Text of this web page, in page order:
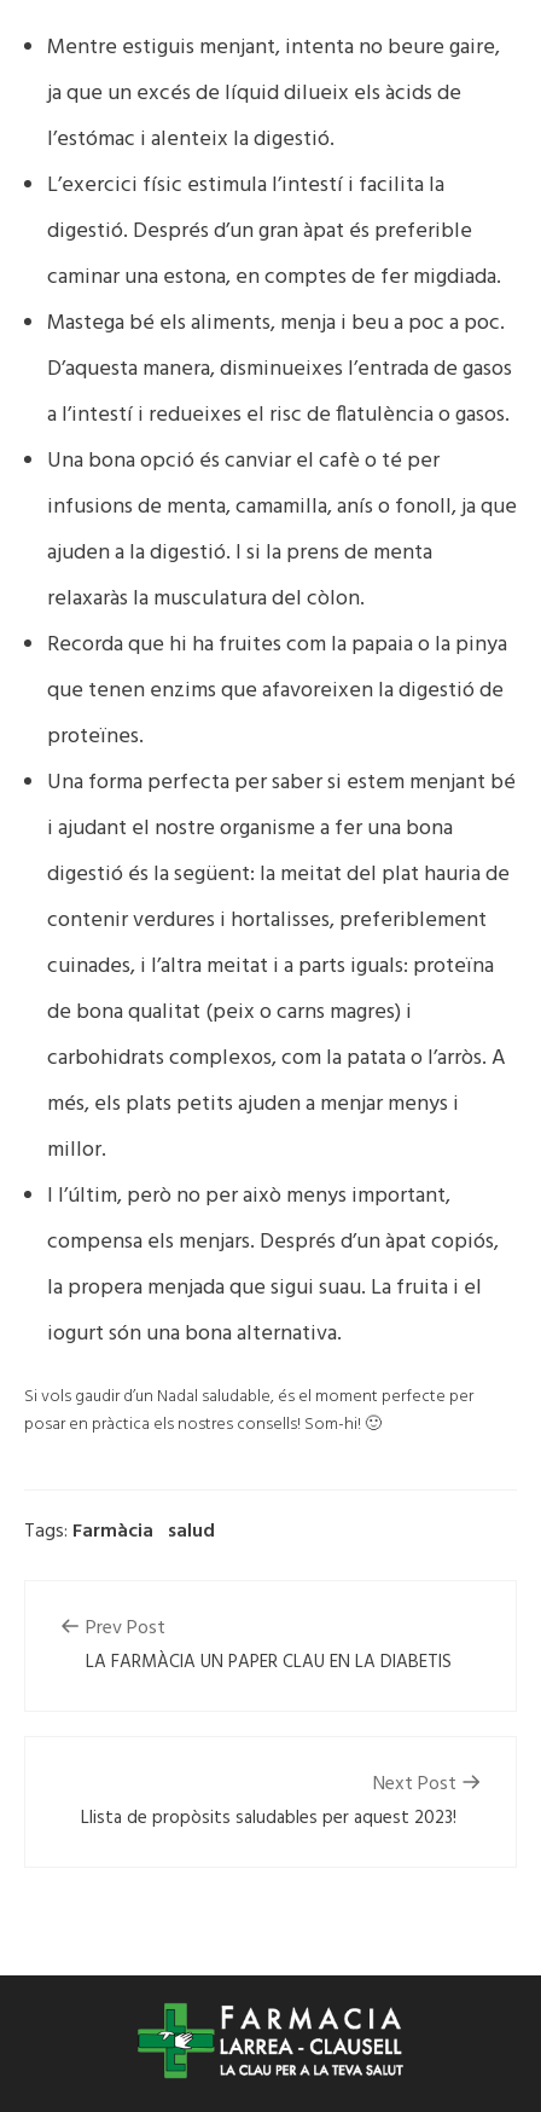
Mentre estiguis menjant, intenta no beure gaire,
ja que un excés de líquid dilueix els àcids de
l’estómac i alenteix la digestió.
L’exercici físic estimula l’intestí i facilita la
digestió. Després d’un gran àpat és preferible
caminar una estona, en comptes de fer migdiada.
Mastega bé els aliments, menja i beu a poc a poc.
D’aquesta manera, disminueixes l’entrada de gasos
a l’intestí i redueixes el risc de flatulència o gasos.
Una bona opció és canviar el cafè o té per
infusions de menta, camamilla, anís o fonoll, ja que
ajuden a la digestió. I si la prens de menta
relaxaràs la musculatura del còlon.
Recorda que hi ha fruites com la papaia o la pinya
que tenen enzims que afavoreixen la digestió de
proteïnes.
Una forma perfecta per saber si estem menjant bé
i ajudant el nostre organisme a fer una bona
digestió és la següent: la meitat del plat hauria de
contenir verdures i hortalisses, preferiblement
cuinades, i l’altra meitat i a parts iguals: proteïna
de bona qualitat (peix o carns magres) i
carbohidrats complexos, com la patata o l’arròs. A
més, els plats petits ajuden a menjar menys i
millor.
I l’últim, però no per això menys important,
compensa els menjars. Després d’un àpat copiós,
la propera menjada que sigui suau. La fruita i el
iogurt són una bona alternativa.
Si vols gaudir d’un Nadal saludable, és el moment perfecte per
posar en pràctica els nostres consells! Som-hi! 🙂
Tags: Farmàcia Salud
Prev Post
LA FARMÀCIA UN PAPER CLAU EN LA DIABETIS
Next Post
Llista de propòsits saludables per aquest 2023!